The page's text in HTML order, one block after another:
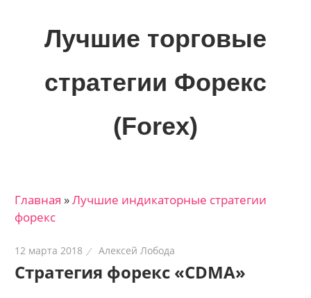
Лучшие торговые
стратегии Форекс
(Forex)
трейдеров
на
рынках:
стратегии,
Главная »Лучшие индикаторные cтратегии
форекс
12 марта 2018 Алексей Лобода
Стратегия форекс «CDMA»